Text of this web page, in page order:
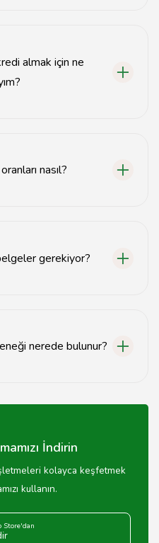
almak için ne
nasıl?
gerekiyor?
nerede bulunur?
edebilir veya finansal
İndirin
kolayca keşfetmek
kullanın.
Store'dan